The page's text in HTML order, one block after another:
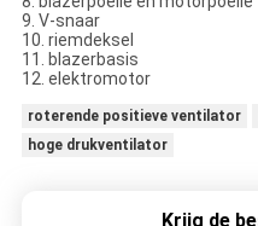
9. V-snaar
10. riemdeksel
11. blazerbasis
12. elektromotor
roterende positieve ventilator
hoge drukventilator
Krijg de